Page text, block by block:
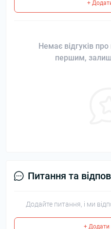
+
Немає відгуків
першим,
Питання та
Додайте питання, і ми
+ Додати